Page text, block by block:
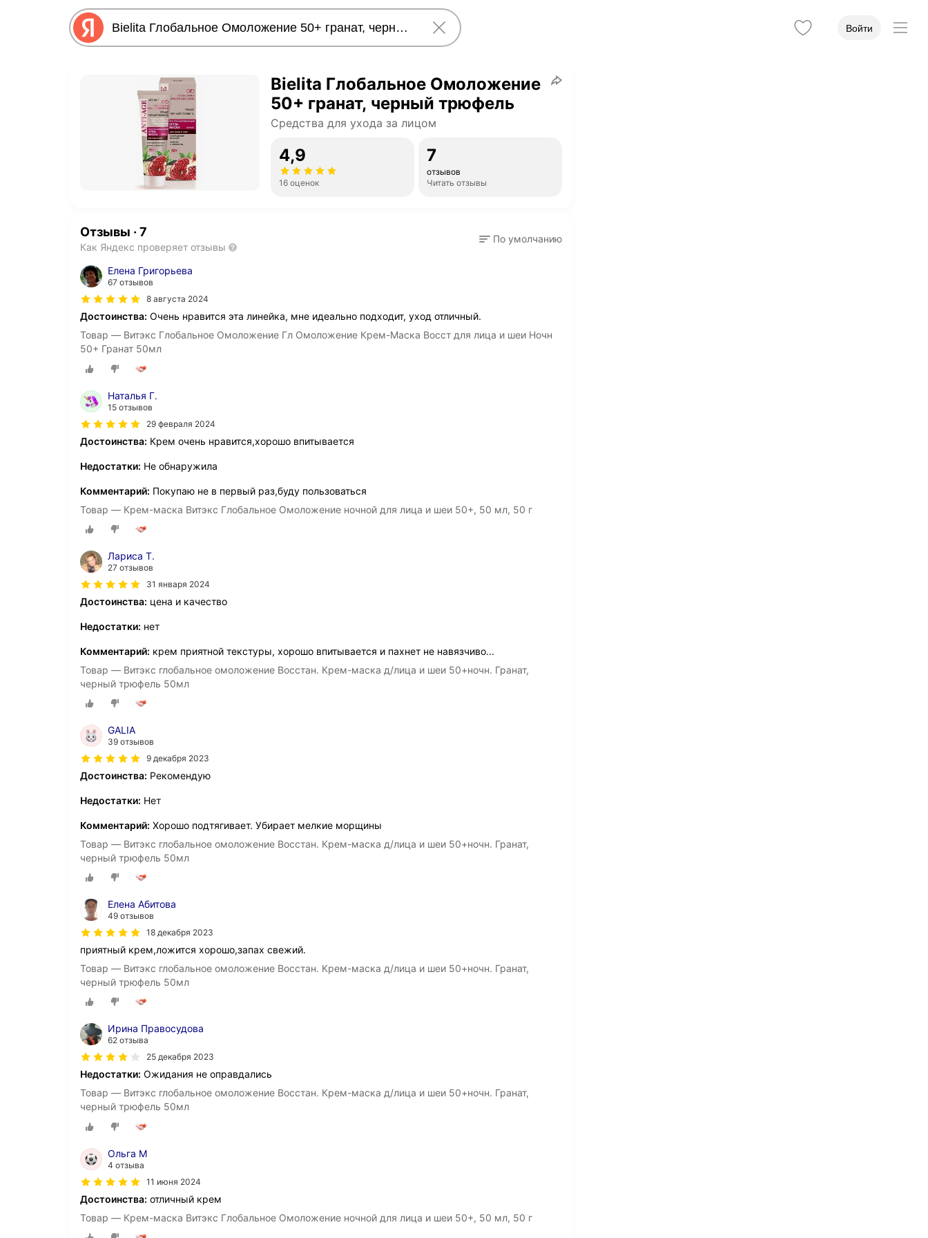
Войти
Bielita Глобальное Омоложение
50+ гранат, черный трюфель
Средства для ухода за лицом
4,9
16 оценок
7
отзывов
Читать отзывы
Отзывы · 7
Как Яндекс проверяет отзывы
По умолчанию
Елена Григорьева
67 отзывов
8 августа 2024
Достоинства: Очень нравится эта линейка, мне идеально подходит, уход отличный.
Товар — Витэкс Глобальное Омоложение Гл Омоложение Крем-Маска Восст для лица и шеи Ночн
50+ Гранат 50мл
Наталья Г.
15 отзывов
29 февраля 2024
Достоинства: Крем очень нравится,хорошо впитывается
Недостатки: Не обнаружила
Комментарий: Покупаю не в первый раз,буду пользоваться
Товар — Крем-маска Витэкс Глобальное Омоложение ночной для лица и шеи 50+, 50 мл, 50 г
Лариса Т.
27 отзывов
31 января 2024
Достоинства: цена и качество
Недостатки: нет
Комментарий: крем приятной текстуры, хорошо впитывается и пахнет не навязчиво...
Товар — Витэкс глобальное омоложение Восстан. Крем-маска д/лица и шеи 50+ночн. Гранат,
черный трюфель 50мл
GALIA
39 отзывов
9 декабря 2023
Достоинства: Рекомендую
Недостатки: Нет
Комментарий: Хорошо подтягивает. Убирает мелкие морщины
Товар — Витэкс глобальное омоложение Восстан. Крем-маска д/лица и шеи 50+ночн. Гранат,
черный трюфель 50мл
Елена Абитова
49 отзывов
18 декабря 2023
приятный крем,ложится хорошо,запах свежий.
Товар — Витэкс глобальное омоложение Восстан. Крем-маска д/лица и шеи 50+ночн. Гранат,
черный трюфель 50мл
Ирина Правосудова
62 отзыва
25 декабря 2023
Недостатки: Ожидания не оправдались
Товар — Витэкс глобальное омоложение Восстан. Крем-маска д/лица и шеи 50+ночн. Гранат,
черный трюфель 50мл
Ольга М
4 отзыва
11 июня 2024
Достоинства: отличный крем
Товар — Крем-маска Витэкс Глобальное Омоложение ночной для лица и шеи 50+, 50 мл, 50 г